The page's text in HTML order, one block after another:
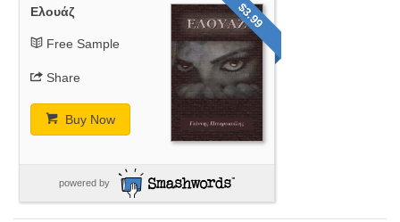
$3.99
Ελουάζ
Free Sample
Share
Buy Now
powered by